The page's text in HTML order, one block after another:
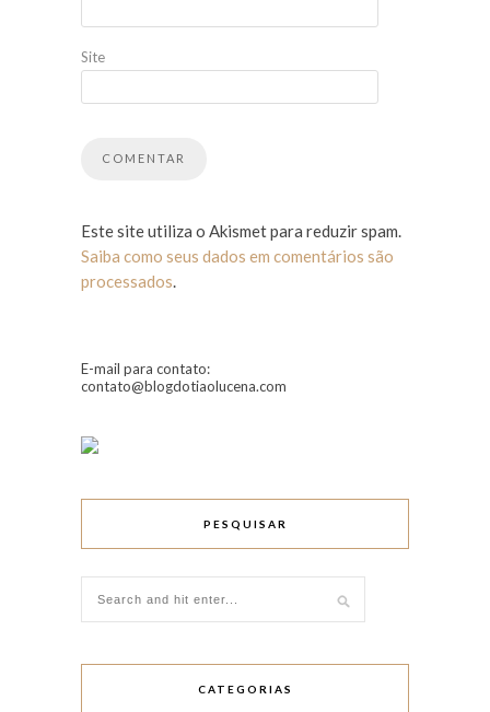
Site
Este site utiliza o Akismet para reduzir spam.
Saiba como seus dados em comentários são
processados.
E-mail para contato:
contato@blogdotiaolucena.com
PESQUISAR
CATEGORIAS